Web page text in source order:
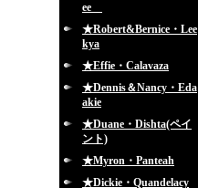
ee
★Robert&Bernice・Lee
kya
★Effie・Calavaza
★Dennis＆Nancy・Eda
akie
★Duane・Dishta(ペイ
ント)
★Myron・Panteah
★Dickie・Quandelacy